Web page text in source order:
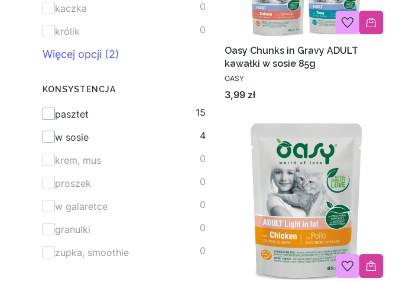
kaczka 0
królik 0
Więcej opcji (2)
KONSYSTENCJA
Konsystencja
pasztet 15
w sosie 4
krem, mus 0
proszek 0
w galaretce 0
granulki 0
zupka, smoothie 0
Oasy Chunks in Gravy ADULT
kawałki w sosie 85g
OASY
Cena
3,99 zł